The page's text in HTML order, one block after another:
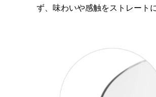
ず、味わいや感触をストレート